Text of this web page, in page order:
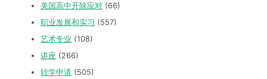
美国高中开除应对 (66)
职业发展和实习 (557)
艺术专业 (108)
讲座 (266)
转学申请 (505)